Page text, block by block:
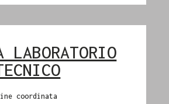
LABORATORIO
coordinata